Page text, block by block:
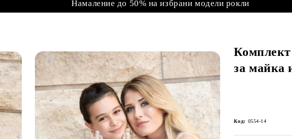
Намаление до 50% на избрани модели рокли
за майка
Код: 0554-14